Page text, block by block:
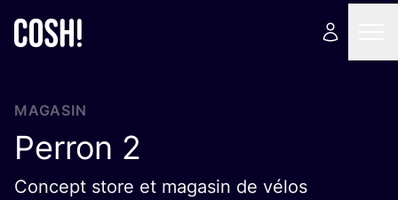
MAGASIN
Perron 2
Concept store et magasin de vélos